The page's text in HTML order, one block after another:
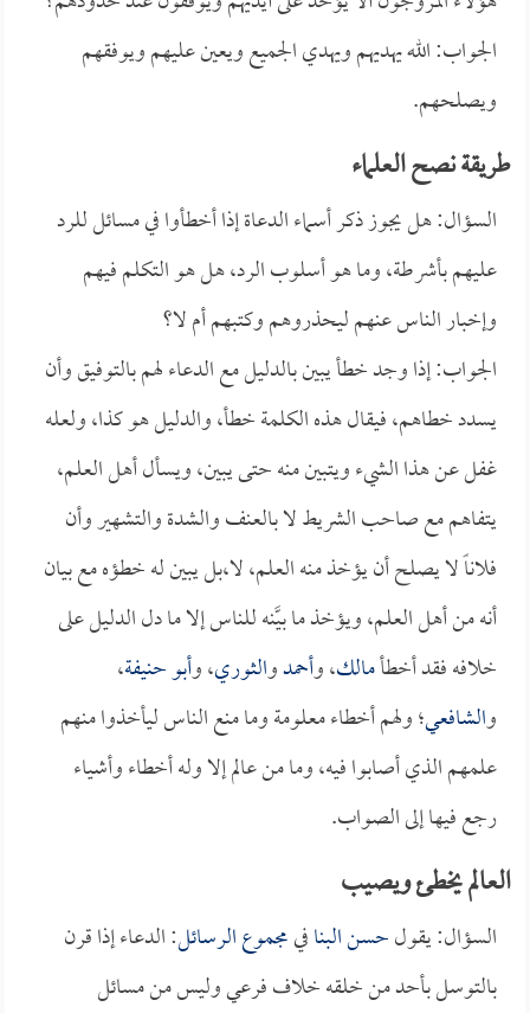
الجواب: الله يهديهم ويهدي الجميع ويعين عليهم ويوفقهم
ويصلحهم.
طريقة نصح العلماء
السؤال: هل يجوز ذكر أسماء الدعاة إذا أخطأوا في مسائل للرد
عليهم بأشرطة، وما هو أسلوب الرد، هل هو التكلم فيهم
وإخبار الناس عنهم ليحذروهم وكتبهم أم لا؟
الجواب: إذا وجد خطأ يبين بالدليل مع الدعاء لهم بالتوفيق وأن
يسدد خطاهم، فيقال هذه الكلمة خطأ، والدليل هو كذا، ولعله
غفل عن هذا الشيء ويتبين منه حتى يبين، ويسأل أهل العلم،
يتفاهم مع صاحب الشريط لا بالعنف والشدة والتشهير وأن
فلاناً لا يصلح أن يؤخذ منه العلم، لا،بل يبين له خطؤه مع بيان
أنه من أهل العلم، ويؤخذ ما بيَّنه للناس إلا ما دل الدليل على
خلافه فقد أخطأمالك، وأحمدوالثوري، وأبو حنيفة،
والشافعي؛ ولهم أخطاء معلومة وما منع الناس ليأخذوا منهم
علمهم الذي أصابوا فيه، وما من عالم إلا وله أخطاء وأشياء
رجع فيها إلى الصواب.
العالم يخطئ ويصيب
السؤال: يقولحسن البنافيمجموع الرسائل: الدعاء إذا قرن
بالتوسل بأحد من خلقه خلاف فرعي وليس من مسائل